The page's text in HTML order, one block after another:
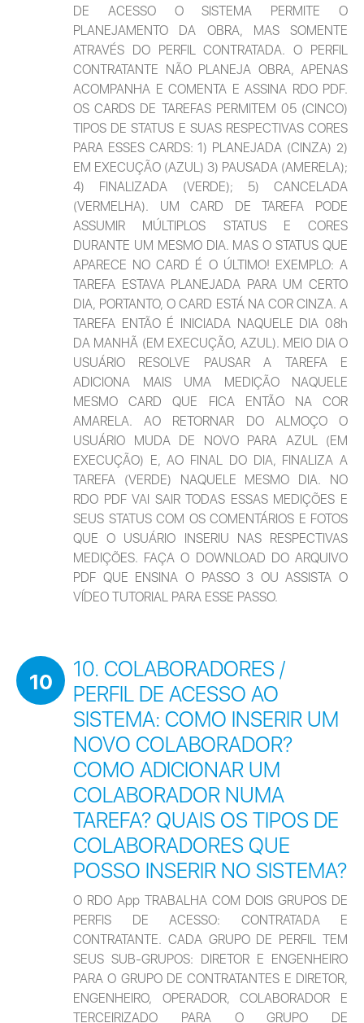
DE ACESSO O SISTEMA PERMITE O
PLANEJAMENTO DA OBRA, MAS SOMENTE
ATRAVÉS DO PERFIL CONTRATADA. O PERFIL
CONTRATANTE NÃO PLANEJA OBRA, APENAS
ACOMPANHA E COMENTA E ASSINA RDO PDF.
OS CARDS DE TAREFAS PERMITEM 05 (CINCO)
TIPOS DE STATUS E SUAS RESPECTIVAS CORES
PARA ESSES CARDS: 1) PLANEJADA (CINZA) 2)
EM EXECUÇÃO (AZUL) 3) PAUSADA (AMERELA);
4) FINALIZADA (VERDE); 5) CANCELADA
(VERMELHA). UM CARD DE TAREFA PODE
ASSUMIR MÚLTIPLOS STATUS E CORES
DURANTE UM MESMO DIA. MAS O STATUS QUE
APARECE NO CARD É O ÚLTIMO! EXEMPLO: A
TAREFA ESTAVA PLANEJADA PARA UM CERTO
DIA, PORTANTO, O CARD ESTÁ NA COR CINZA. A
TAREFA ENTÃO É INICIADA NAQUELE DIA 08h
DA MANHÃ (EM EXECUÇÃO, AZUL). MEIO DIA O
USUÁRIO RESOLVE PAUSAR A TAREFA E
ADICIONA MAIS UMA MEDIÇÃO NAQUELE
MESMO CARD QUE FICA ENTÃO NA COR
AMARELA. AO RETORNAR DO ALMOÇO O
USUÁRIO MUDA DE NOVO PARA AZUL (EM
EXECUÇÃO) E, AO FINAL DO DIA, FINALIZA A
TAREFA (VERDE) NAQUELE MESMO DIA. NO
RDO PDF VAI SAIR TODAS ESSAS MEDIÇÕES E
SEUS STATUS COM OS COMENTÁRIOS E FOTOS
QUE O USUÁRIO INSERIU NAS RESPECTIVAS
MEDIÇÕES. FAÇA O DOWNLOAD DO ARQUIVO
PDF QUE ENSINA O PASSO 3 OU ASSISTA O
VÍDEO TUTORIAL PARA ESSE PASSO.
10
10. COLABORADORES /
PERFIL DE ACESSO AO
SISTEMA: COMO INSERIR UM
NOVO COLABORADOR?
COMO ADICIONAR UM
COLABORADOR NUMA
TAREFA? QUAIS OS TIPOS DE
COLABORADORES QUE
POSSO INSERIR NO SISTEMA?
O RDO App TRABALHA COM DOIS GRUPOS DE
PERFIS DE ACESSO: CONTRATADA E
CONTRATANTE. CADA GRUPO DE PERFIL TEM
SEUS SUB-GRUPOS: DIRETOR E ENGENHEIRO
PARA O GRUPO DE CONTRATANTES E DIRETOR,
ENGENHEIRO, OPERADOR, COLABORADOR E
TERCEIRIZADO PARA O GRUPO DE